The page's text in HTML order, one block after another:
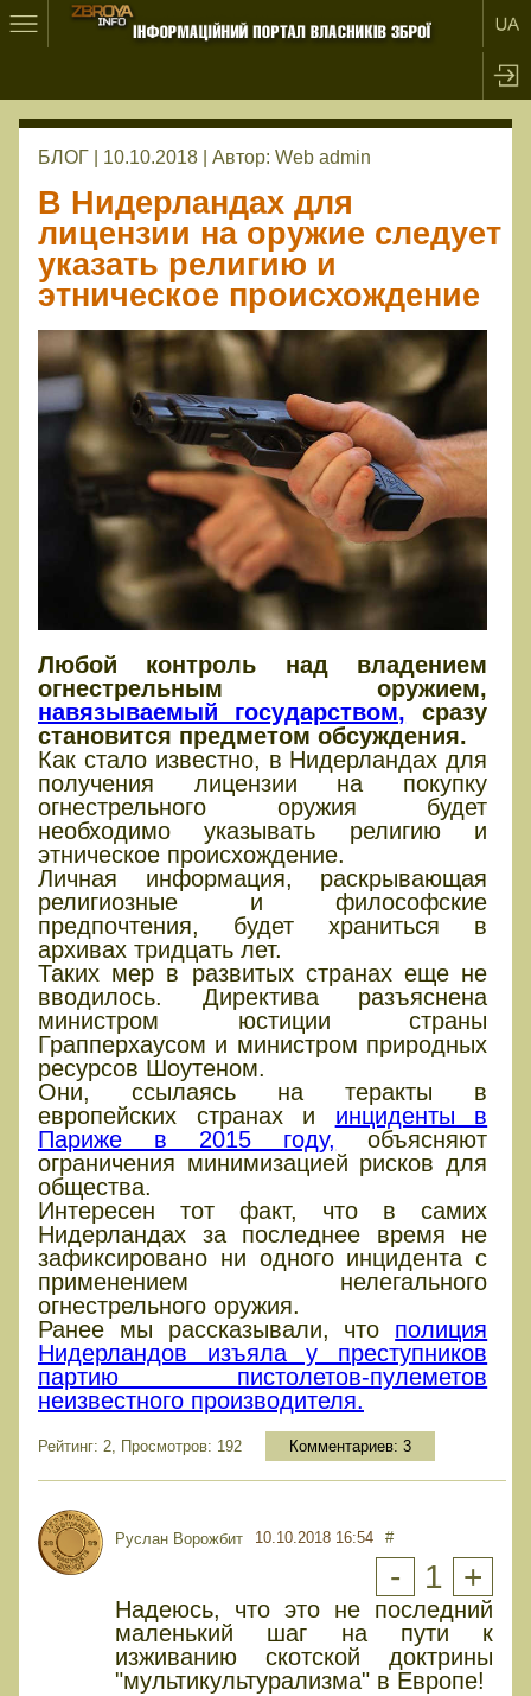
БЛОГ | 10.10.2018 | Автор: Web admin
В Нидерландах для
лицензии на оружие следует
указать религию и
этническое происхождение
Любой контроль над владением
огнестрельным оружием,
навязываемый государством, сразу
становится предметом обсуждения.
Как стало известно, в Нидерландах для
получения лицензии на покупку
огнестрельного оружия будет
необходимо указывать религию и
этническое происхождение.
Личная информация, раскрывающая
религиозные и философские
предпочтения, будет храниться в
архивах тридцать лет.
Таких мер в развитых странах еще не
вводилось. Директива разъяснена
министром юстиции страны
Грапперхаусом и министром природных
ресурсов Шоутеном.
Они, ссылаясь на теракты в
европейских странах и инциденты в
Париже в 2015 году, объясняют
ограничения минимизацией рисков для
общества.
Интересен тот факт, что в самих
Нидерландах за последнее время не
зафиксировано ни одного инцидента с
применением нелегального
огнестрельного оружия.
Ранее мы рассказывали, что полиция
Нидерландов изъяла у преступников
партию пистолетов-пулеметов
неизвестного производителя.
Рейтинг: 2, Просмотров: 192 Комментариев: 3
Руслан Ворожбит 10.10.2018 16:54 #
- 1 +
Надеюсь, что это не последний
маленький шаг на пути к
изживанию скотской доктрины
"мультикультурализма" в Европе!